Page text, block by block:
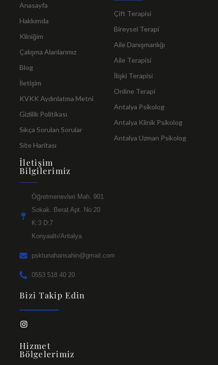
Anasayfa
Hakkımda
Kliniğim
Çalışma Alanlarımız
Blog
İletişim
KVKK Aydınlatma Metni
Gizlilik Politikası
Sıkça Sorulan Sorular
Site Haritası
Çift Terapisi
Bireysel Terapi
Aile Danışmanlığı
Aile Terapisi
İlişki Terapisi
Online Terapi
Antalya Psikolog
Antalya Klinik Psikolog
Antalya Uzman Psikolog
İletişim
Bilgilerimiz
Öğretmenevleri Mah. 901
Sokak. Berat Apt. No:20
K:3 D:7
Konyaaltı/Antalya
psktunahansahin@gmail.com
0553 518 40 20
Bizi Takip Edin
Hizmet
Bölgelerimiz